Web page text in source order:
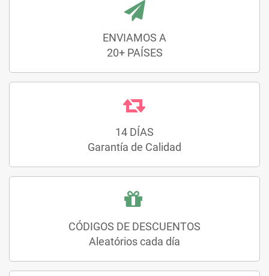
ENVIAMOS A
20+ PAÍSES
14 DÍAS
Garantía de Calidad
CÓDIGOS DE DESCUENTOS
Aleatórios cada día